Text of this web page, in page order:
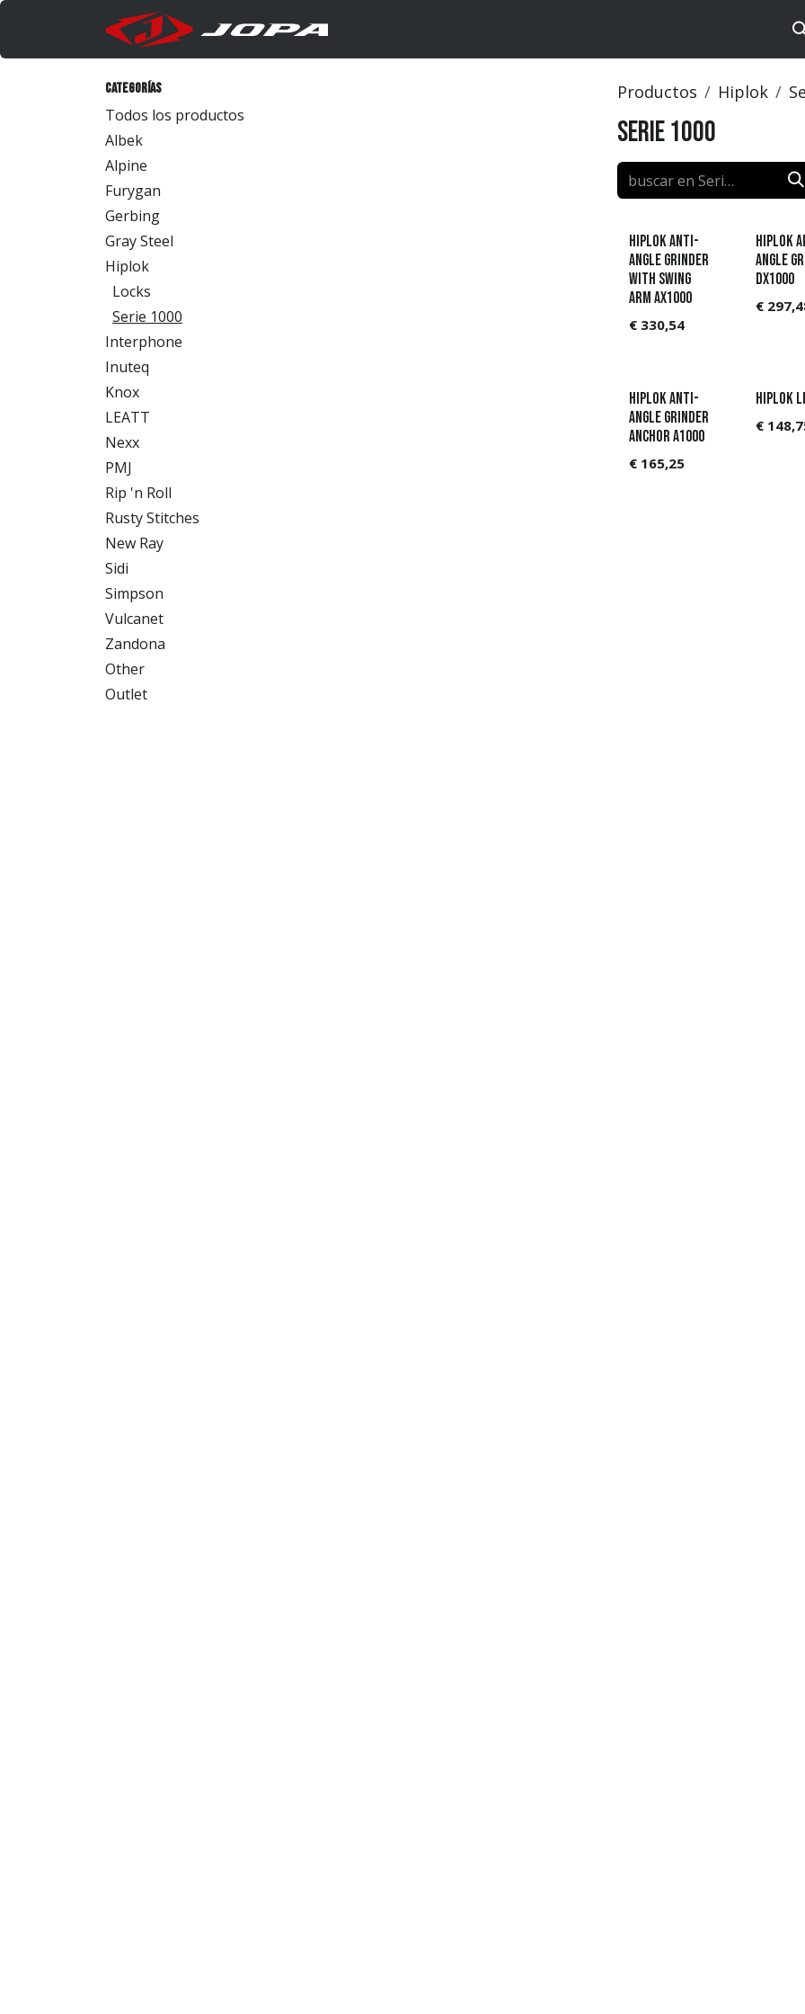
Ir al contenido
Categorías
Todos los productos
Albek
Alpine
Furygan
Gerbing
Gray Steel
Hiplok
Locks
Serie 1000
Interphone
Inuteq
Knox
LEATT
Nexx
PMJ
Rip 'n Roll
Rusty Stitches
New Ray
Sidi
Simpson
Vulcanet
Zandona
Other
Outlet
Productos Hiplok
Serie 1000
Hiplok Anti-
Angle Grinder
with swing
arm AX1000
€ 330,54
Hiplok
Angle
DX1000
€
Hiplok Anti-
Angle Grinder
Anchor A1000
€ 165,25
Hiplok
€